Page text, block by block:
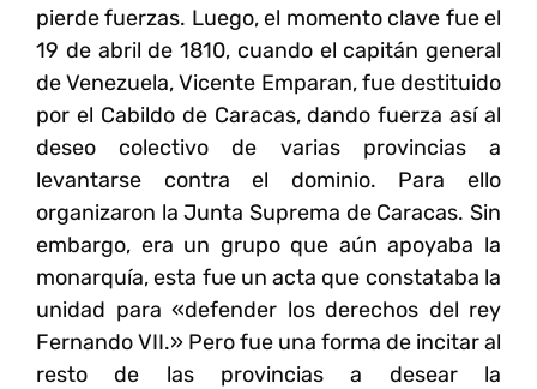
pierde fuerzas. Luego, el momento clave fue el
19 de abril de 1810, cuando el capitán general
de Venezuela, Vicente Emparan, fue destituido
por el Cabildo de Caracas, dando fuerza así al
deseo colectivo de varias provincias a
levantarse contra el dominio. Para ello
organizaron la Junta Suprema de Caracas. Sin
embargo, era un grupo que aún apoyaba la
monarquía, esta fue un acta que constataba la
unidad para «defender los derechos del rey
Fernando VII.» Pero fue una forma de incitar al
resto de las provincias a desearla